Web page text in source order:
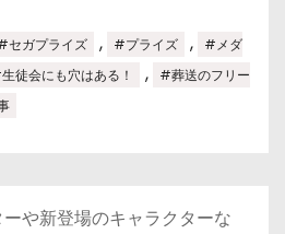
セガプライズ , #プライズ ,
#メダ
徒会にも穴はある！ ,
#葬送のフリー
や新登場のキャラクターな